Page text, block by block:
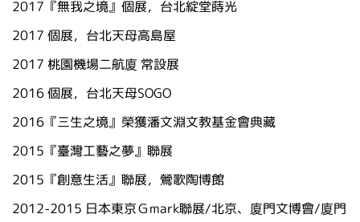
2017『無我之境』個展，台北綻堂蒔光
2017 個展，台北天母高島屋
2017 桃園機場二航廈 常設展
2016 個展，台北天母SOGO
2016『三生之境』榮獲潘文淵文教基金會典藏
2015『臺灣工藝之夢』聯展
2015『創意生活』聯展，鶯歌陶博館
2012-2015 日本東京Ｇmark聯展/北京、廈門文博會/廈門